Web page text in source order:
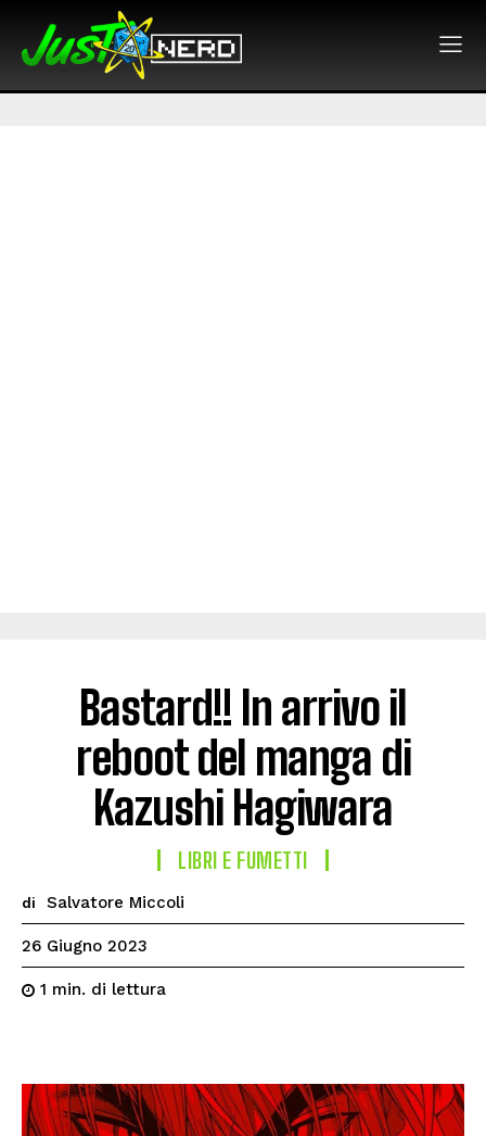
Bastard!! In arrivo il
reboot del manga di
Kazushi Hagiwara
LIBRI E FUMETTI
di Salvatore Miccoli
26 Giugno 2023
1 min. di lettura